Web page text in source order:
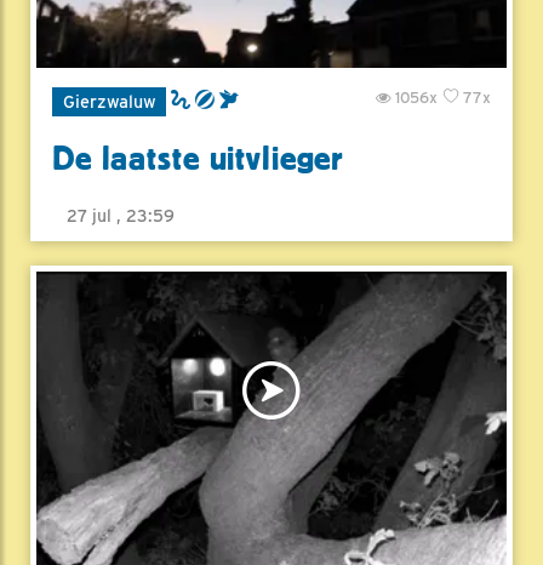
Gierzwaluw 77x
1056x
De laatste uitvlieger
27 jul , 23:59